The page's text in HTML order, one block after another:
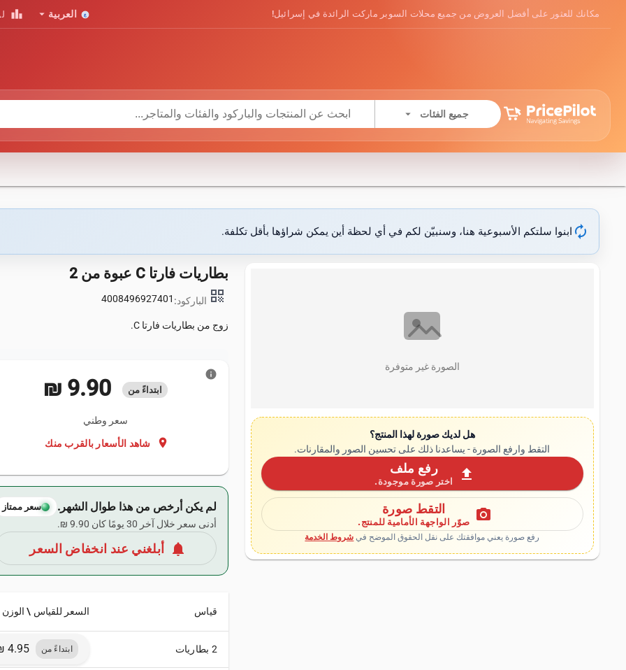
مكانك للعثور على أفضل العروض من جميع محلات السوبر ماركت الرائدة في إسرائيل! العربية arrow_drop_down
leaderboard
جميع الفئات arrow_drop_down
autorenew ابنوا سلتكم الأسبوعية هنا، وسنبيّن لكم في أي لحظة أين يمكن شراؤها بأقل تكلفة.
الصورة غير متوفرة
هل لديك صورة لهذا المنتج؟
التقط وارفع الصورة - يساعدنا ذلك على تحسين الصور والمقارنات.
upload رفع ملف
اختر صورة موجودة.
photo_camera التقط صورة
صوّر الواجهة الأمامية للمنتج.
رفع صورة يعني موافقتك على نقل الحقوق الموضح في شروط الخدمة
بطاريات فارتا C عبوة من 2
qr_code الباركود: 4008496927401
زوج من بطاريات فارتا C.
ابتداءً من ‏9.90 ₪
سعر وطني
location_on شاهد الأسعار بالقرب منك
info
لم يكن أرخص من هذا طوال الشهر. سعر ممتاز
أدنى سعر خلال آخر 30 يومًا كان ‏9.90 ₪.
notifications أبلغني عند انخفاض السعر
قياس السعر للقياس \ الوزن
2 بطاريات ابتداءً من